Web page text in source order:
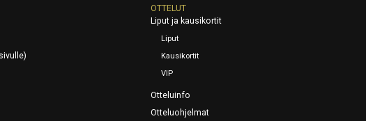
OTTELUT
Liput ja kausikortit
Liput
Kausikortit
VIP
Otteluinfo
Otteluohjelmat